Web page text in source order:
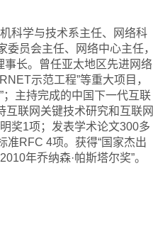
科学与技术系主任、网络科
员会主任、网络中心主任，
长。曾任亚太地区先进网络
示范工程”等重大项目，
主持完成的中国下一代互联
联网关键技术研究和互联网
奖1项；发表学术论文300多
准RFC 4项。获得“国家杰出
年乔纳森·帕斯塔尔奖”。